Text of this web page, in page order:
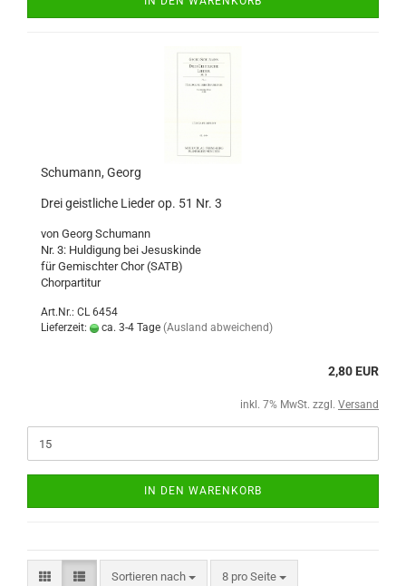
Schumann, Georg
Drei geistliche Lieder op. 51 Nr. 3
von Georg Schumann
Nr. 3: Huldigung bei Jesuskinde
für Gemischter Chor (SATB)
Chorpartitur
Art.Nr.: CL 6454
Lieferzeit:
ca. 3-4 Tage (Ausland abweichend)
2,80 EUR
inkl. 7% MwSt. zzgl. Versand
IN DEN WARENKORB
Sortieren nach 8 pro Seite